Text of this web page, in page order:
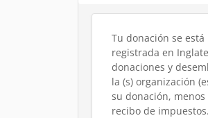
Tu donación se
registrada en
donaciones y
la (s) organización
su donación,
recibo de